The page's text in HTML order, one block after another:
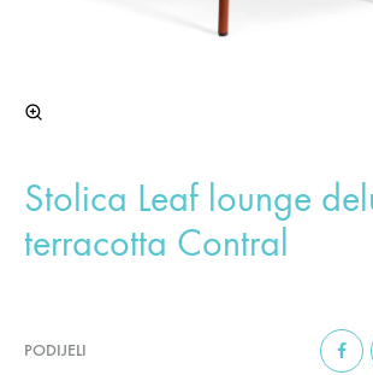
Stolica Leaf lounge
terracotta Contral
PODIJELI